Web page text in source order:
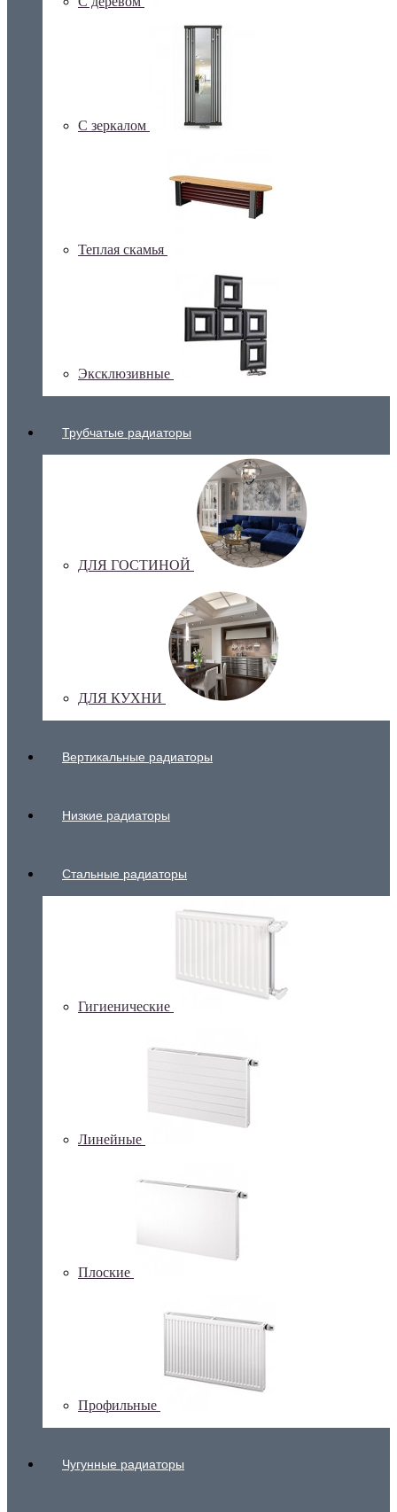
С зеркалом
Теплая скамья
Эксклюзивные
Трубчатые радиаторы
ДЛЯ ГОСТИНОЙ
ДЛЯ КУХНИ
Вертикальные радиаторы
Низкие радиаторы
Стальные радиаторы
Гигиенические
Линейные
Плоские
Профильные
Чугунные радиаторы